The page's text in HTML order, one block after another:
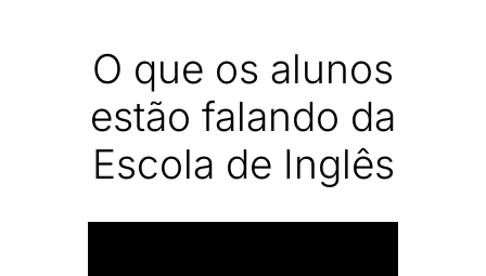
O que os alunos
estão falando da
Escola de Inglês